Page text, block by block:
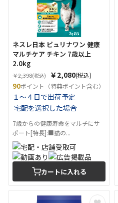
ネスレ日本 ピュリナワン 健康
マルチケア チキン 7歳以上
2.0kg
￥2,398(税込) ￥2,080(税込)
90ポイント（特典ポイント含む）
１～４日で出荷予定
宅配を選択した場合
7歳からの健康寿命をマルチにサ
ポート[特長]:■猫の...
カートに入れる